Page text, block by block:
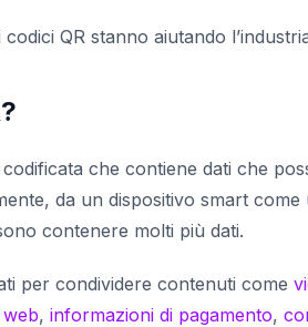
QR stanno aiutando
che contiene dati che
da un dispositivo smart
contenere molti più dati.
per condividere contenuti come
, informazioni di pagamento,